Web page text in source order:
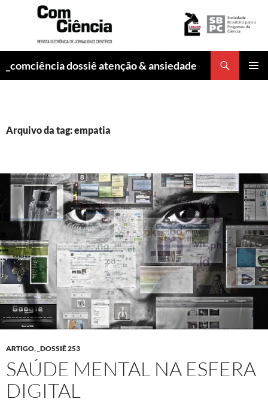
_comciência dossiê atenção & ansiedade
Arquivo da tag: empatia
ARTIGO, _DOSSIÊ 253
SAÚDE MENTAL NA ESFERA
DIGITAL